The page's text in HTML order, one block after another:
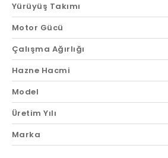
Yürüyüş Takımı
Motor Gücü
Çalışma Ağırlığı
Hazne Hacmi
Model
Üretim Yılı
Marka